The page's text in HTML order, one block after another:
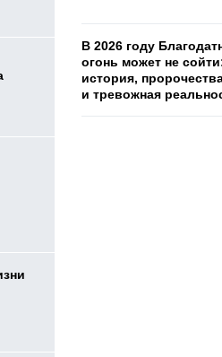
В 2026 году
огонь может не
история,
и тревожная